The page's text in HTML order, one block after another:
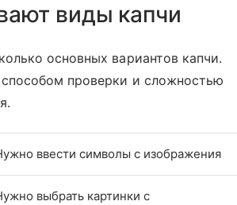
виды капчи
основных вариантов капчи.
проверки и сложностью
ввести символы с изображения
выбрать картинки с